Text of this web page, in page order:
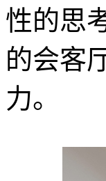
性的思
的会客
力。